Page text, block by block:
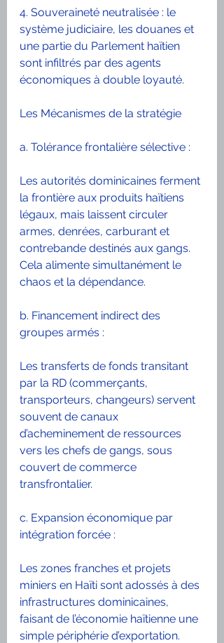
4. Souveraineté neutralisée : le
système judiciaire, les douanes et
une partie du Parlement haïtien
sont infiltrés par des agents
économiques à double loyauté.
Les Mécanismes de la stratégie
a. Tolérance frontalière sélective :
Les autorités dominicaines ferment
la frontière aux produits haïtiens
légaux, mais laissent circuler
armes, denrées, carburant et
contrebande destinés aux gangs.
Cela alimente simultanément le
chaos et la dépendance.
b. Financement indirect des
groupes armés :
Les transferts de fonds transitant
par la RD (commerçants,
transporteurs, changeurs) servent
souvent de canaux
d’acheminement de ressources
vers les chefs de gangs, sous
couvert de commerce
transfrontalier.
c. Expansion économique par
intégration forcée :
Les zones franches et projets
miniers en Haïti sont adossés à des
infrastructures dominicaines,
faisant de l’économie haïtienne une
simple périphérie d’exportation.